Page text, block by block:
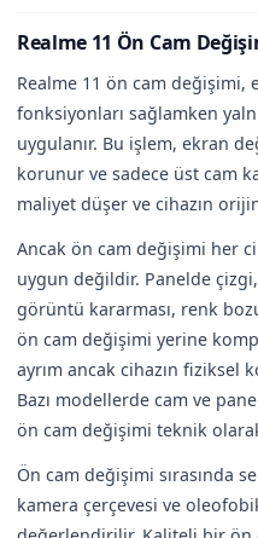
Realme 11 Ön Cam
Realme 11 ön cam
fonksiyonları sağlamken
uygulanır. Bu işlem, ekran
korunur ve sadece üst cam
maliyet düşer ve cihazın
Ancak ön cam değişimi her
uygun değildir. Panelde
görüntü kararması, renk
ön cam değişimi yerine
ayrım ancak cihazın fiziksel
Bazı modellerde cam ve
ön cam değişimi teknik
Ön cam değişimi sırasında
kamera çerçevesi ve